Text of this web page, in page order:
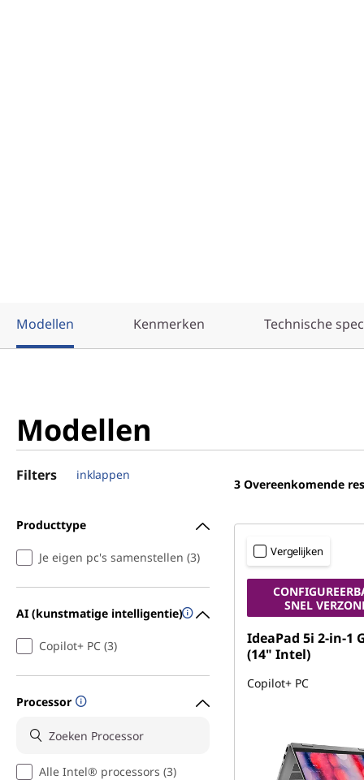
Modellen Kenmerken Technische
Modellen
Filters inklappen
Producttype
Je eigen pc's samenstellen (3)
AI (kunstmatige intelligentie)
Copilot+ PC (3)
Processor
Alle Intel® processors (3)
3 Overeenkomende
Vergelijken
SNEL
IdeaPad 5i 2-in-1
(14" Intel)
Copilot+ PC